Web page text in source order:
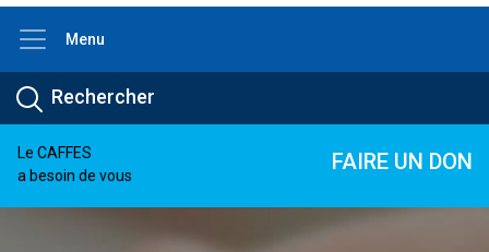
Menu
Le CAFFES
a besoin de vous
FAIRE UN DON